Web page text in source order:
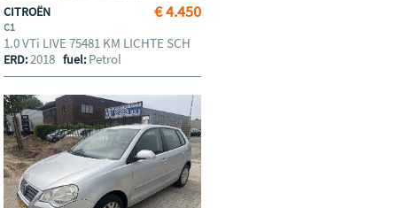
€ 4.450
CITROËN
C1
1.0 VTi LIVE 75481 KM LICHTE SCH
ERD:2018fuel: Petrol